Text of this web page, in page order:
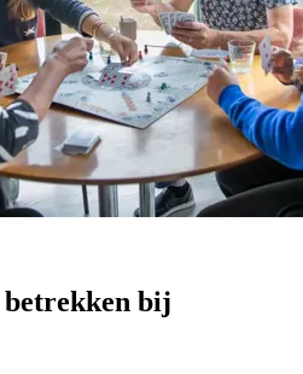
betrekken bij